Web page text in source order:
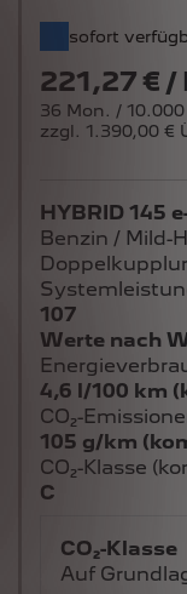
221,27 € /
36 Mon. /
zzgl. 1.390,00 €
Benzin / Mild-
107
Werte nach
4,6 l/100 km
CO₂-
105 g/km
CO₂-Klasse
C
Auf